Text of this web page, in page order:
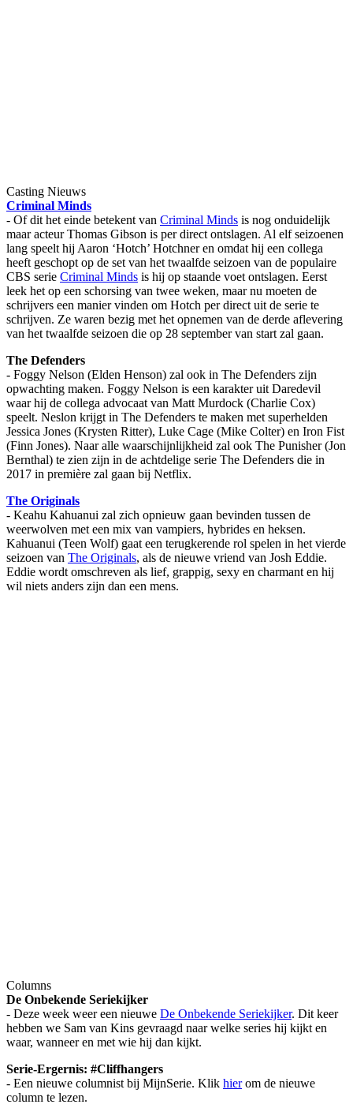
Casting Nieuws
Criminal Minds
- Of dit het einde betekent van Criminal Minds is nog onduidelijk
maar acteur Thomas Gibson is per direct ontslagen. Al elf seizoenen
lang speelt hij Aaron ‘Hotch’ Hotchner en omdat hij een collega
heeft geschopt op de set van het twaalfde seizoen van de populaire
CBS serie Criminal Minds is hij op staande voet ontslagen. Eerst
leek het op een schorsing van twee weken, maar nu moeten de
schrijvers een manier vinden om Hotch per direct uit de serie te
schrijven. Ze waren bezig met het opnemen van de derde aflevering
van het twaalfde seizoen die op 28 september van start zal gaan.
The Defenders
- Foggy Nelson (Elden Henson) zal ook in The Defenders zijn
opwachting maken. Foggy Nelson is een karakter uit Daredevil
waar hij de collega advocaat van Matt Murdock (Charlie Cox)
speelt. Neslon krijgt in The Defenders te maken met superhelden
Jessica Jones (Krysten Ritter), Luke Cage (Mike Colter) en Iron Fist
(Finn Jones). Naar alle waarschijnlijkheid zal ook The Punisher (Jon
Bernthal) te zien zijn in de achtdelige serie The Defenders die in
2017 in première zal gaan bij Netflix.
The Originals
- Keahu Kahuanui zal zich opnieuw gaan bevinden tussen de
weerwolven met een mix van vampiers, hybrides en heksen.
Kahuanui (Teen Wolf) gaat een terugkerende rol spelen in het vierde
seizoen van The Originals, als de nieuwe vriend van Josh Eddie.
Eddie wordt omschreven als lief, grappig, sexy en charmant en hij
wil niets anders zijn dan een mens.
Columns
De Onbekende Seriekijker
- Deze week weer een nieuwe De Onbekende Seriekijker. Dit keer
hebben we Sam van Kins gevraagd naar welke series hij kijkt en
waar, wanneer en met wie hij dan kijkt.
Serie-Ergernis: #Cliffhangers
- Een nieuwe columnist bij MijnSerie. Klik hierom de nieuwe
column te lezen.